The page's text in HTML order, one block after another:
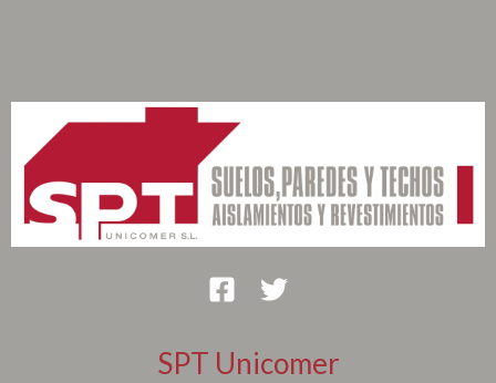
SPT Unicomer